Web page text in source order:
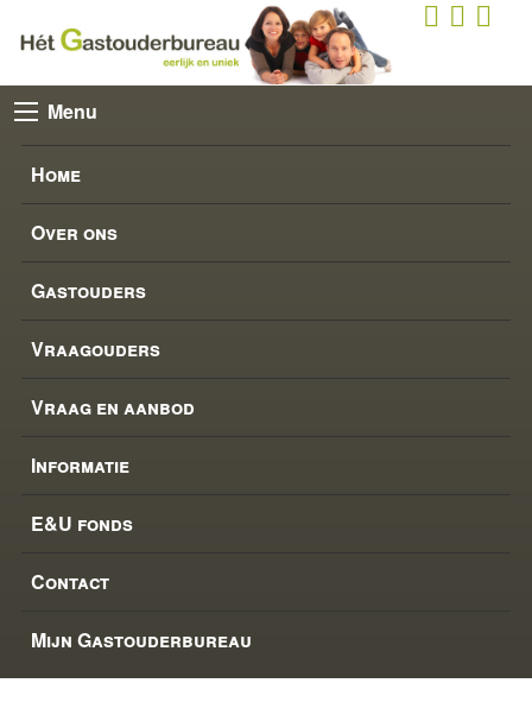
Menu
Home
Over ons
Gastouders
Vraagouders
Vraag en aanbod
Informatie
E&U fonds
Contact
Mijn Gastouderbureau